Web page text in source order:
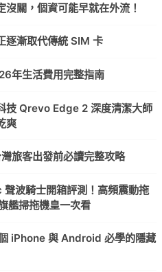
關，個資可能早就在外流！
逐漸取代傳統 SIM 卡
年生活費用完整指南
技 Qrevo Edge 2 深度清潔大師
爽
旅客出發前必讀完整攻略
波騎士開箱評測！高頻震動拖
艦掃拖機皇一次看
iPhone 與 Android 必學的隱藏